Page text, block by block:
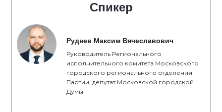
Спикер
Руднев Максим Вячеславович
Руководитель Регионального
исполнительного комитета Московского
городского регионального отделения
Партии, депутат Московской городской
Думы